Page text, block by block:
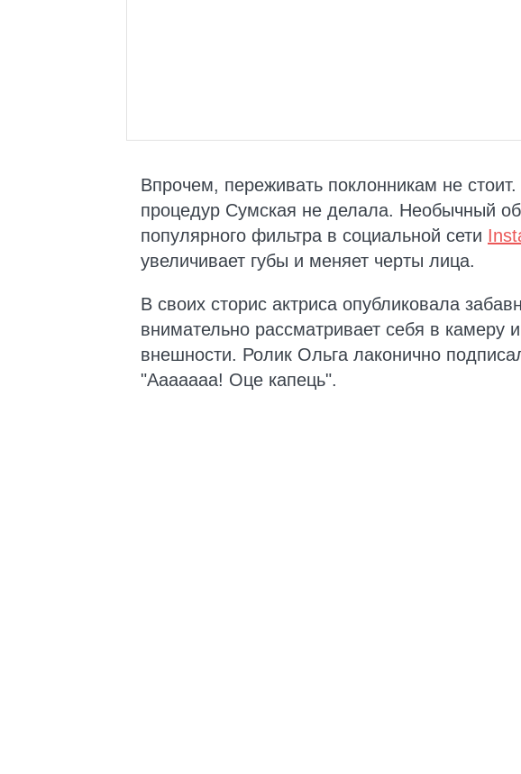
Впрочем, переживать поклонникам не стоит.
процедур Сумская не делала. Необычный
популярного фильтра в социальной сети
увеличивает губы и меняет черты лица.
В своих сторис актриса опубликовала
внимательно рассматривает себя в камеру
внешности. Ролик Ольга лаконично
"Ааааааа! Оце капець".